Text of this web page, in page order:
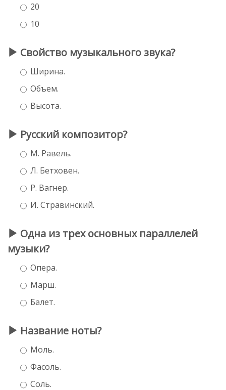
20
10
Свойство музыкального звука?
Ширина.
Объем.
Высота.
Русский композитор?
М. Равель.
Л. Бетховен.
Р. Вагнер.
И. Стравинский.
Одна из трех основных параллелей
музыки?
Опера.
Марш.
Балет.
Название ноты?
Моль.
Фасоль.
Соль.